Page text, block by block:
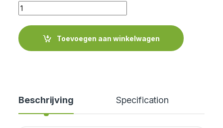
Quantity
Toevoegen aan winkelwagen
Beschrijving Specification